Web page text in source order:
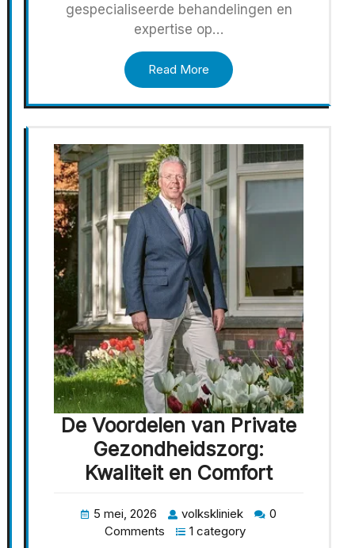
gespecialiseerde behandelingen en
expertise op…
Read More
De Voordelen van Private
Gezondheidszorg:
Kwaliteit en Comfort
5 mei, 2026 volkskliniek
0
Comments
1 category